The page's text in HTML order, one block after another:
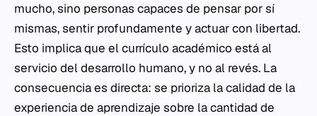
mucho, sino personas capaces de pensar por sí
mismas, sentir profundamente y actuar con libertad.
Esto implica que el currículo académico está al
servicio del desarrollo humano, y no al revés. La
consecuencia es directa: se prioriza la calidad de la
experiencia de aprendizaje sobre la cantidad de